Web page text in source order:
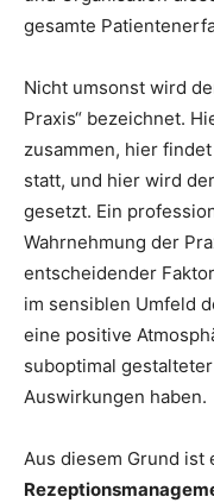
gesamte
Nicht umsonst wird
Praxis“ bezeichnet.
zusammen, hier
statt, und hier wird
gesetzt. Ein
Wahrnehmung der
entscheidender
im sensiblen Umfeld
eine positive
suboptimal
Auswirkungen haben.
Aus diesem Grund ist